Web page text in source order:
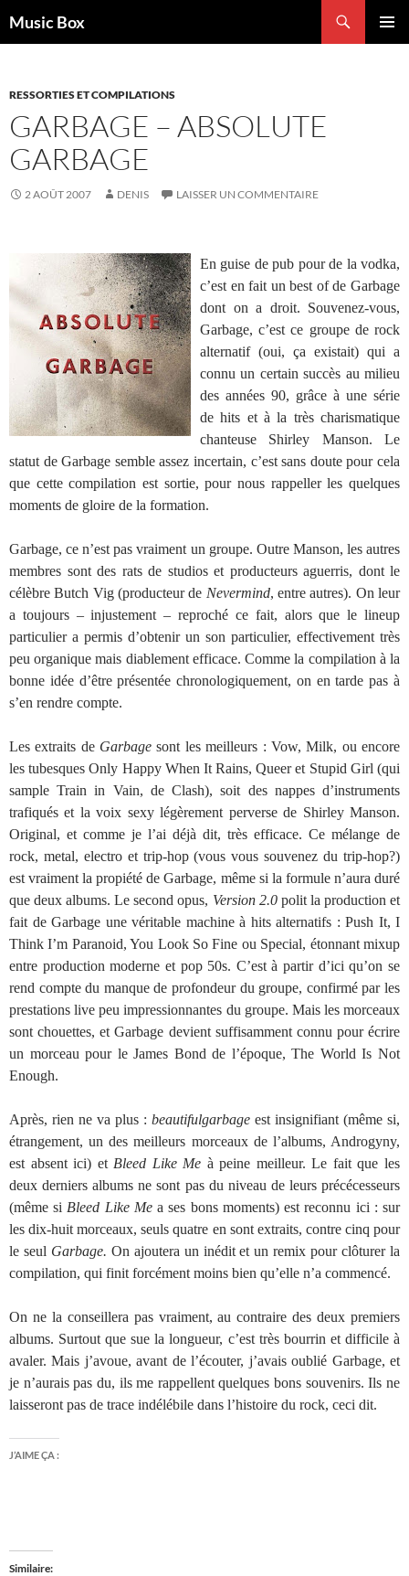
auMusic Box
RESSORTIES ET COMPILATIONS
GARBAGE – ABSOLUTE
GARBAGE
2 AOÛT 2007 DENIS LAISSER UN COMMENTAIRE
En guise de pub pour de la vodka,
c’est en fait un best of de Garbage
dont on a droit. Souvenez-vous,
Garbage, c’est ce groupe de rock
alternatif (oui, ça existait) qui a
connu un certain succès au milieu
des années 90, grâce à une série
de hits et à la très charismatique
chanteuse Shirley Manson. Le
statut de Garbage semble assez incertain, c’est sans doute pour cela
que cette compilation est sortie, pour nous rappeller les quelques
moments de gloire de la formation.
Garbage, ce n’est pas vraiment un groupe. Outre Manson, les autres
membres sont des rats de studios et producteurs aguerris, dont le
célèbre Butch Vig (producteur de Nevermind, entre autres). On leur
a toujours – injustement – reproché ce fait, alors que le lineup
particulier a permis d’obtenir un son particulier, effectivement très
peu organique mais diablement efficace. Comme la compilation à la
bonne idée d’être présentée chronologiquement, on en tarde pas à
s’en rendre compte.
Les extraits de Garbagesont les meilleurs : Vow, Milk, ou encore
les tubesques Only Happy When It Rains, Queer et Stupid Girl (qui
sample Train in Vain, de Clash), soit des nappes d’instruments
trafiqués et la voix sexy légèrement perverse de Shirley Manson.
Original, et comme je l’ai déjà dit, très efficace. Ce mélange de
rock, metal, electro et trip-hop (vous vous souvenez du trip-hop?)
est vraiment la propiété de Garbage, même si la formule n’aura duré
que deux albums. Le second opus, Version 2.0polit la production et
fait de Garbage une véritable machine à hits alternatifs : Push It, I
Think I’m Paranoid, You Look So Fine ou Special, étonnant mixup
entre production moderne et pop 50s. C’est à partir d’ici qu’on se
rend compte du manque de profondeur du groupe, confirmé par les
prestations live peu impressionnantes du groupe. Mais les morceaux
sont chouettes, et Garbage devient suffisamment connu pour écrire
un morceau pour le James Bond de l’époque, The World Is Not
Enough.
Après, rien ne va plus : beautifulgarbage est insignifiant (même si,
étrangement, un des meilleurs morceaux de l’albums, Androgyny,
est absent ici) et Bleed Like Me à peine meilleur. Le fait que les
deux derniers albums ne sont pas du niveau de leurs précécesseurs
(même si Bleed Like Mea ses bons moments) est reconnu ici : sur
les dix-huit morceaux, seuls quatre en sont extraits, contre cinq pour
le seul Garbage. On ajoutera un inédit et un remix pour clôturer la
compilation, qui finit forcément moins bien qu’elle n’a commencé.
On ne la conseillera pas vraiment, au contraire des deux premiers
albums. Surtout que sue la longueur, c’est très bourrin et difficile à
avaler. Mais j’avoue, avant de l’écouter, j’avais oublié Garbage, et
je n’aurais pas du, ils me rappellent quelques bons souvenirs. Ils ne
laisseront pas de trace indélébile dans l’histoire du rock, ceci dit.
J’AIME ÇA :
Similaire